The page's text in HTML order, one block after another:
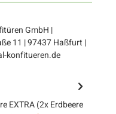
GmbH |
11 | 97437 Haßfurt |
konfitueren.de
EXTRA (2x Erdbeere